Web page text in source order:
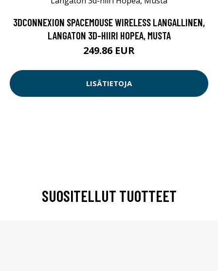
3DCONNEXION SPACEMOUSE WIRELESS LANGALLINEN,
LANGATON 3D-HIIRI HOPEA, MUSTA
249.86 EUR
LISÄTIETOJA
SUOSITELLUT TUOTTEET